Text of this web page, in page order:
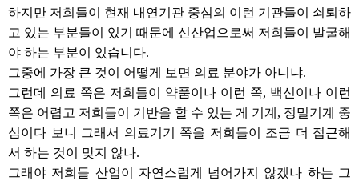
하지만 저희들이 현재 내연기관 중심의 이런 기관들이 쇠퇴하
고 있는 부분들이 있기 때문에 신산업으로써 저희들이 발굴해
야 하는 부분이 있습니다.
그중에 가장 큰 것이 어떻게 보면 의료 분야가 아니냐.
그런데 의료 쪽은 저희들이 약품이나 이런 쪽, 백신이나 이런
쪽은 어렵고 저희들이 기반을 할 수 있는 게 기계, 정밀기계 중
심이다 보니 그래서 의료기기 쪽을 저희들이 조금 더 접근해
서 하는 것이 맞지 않나.
그래야 저희들 산업이 자연스럽게 넘어가지 않겠나 하는 그